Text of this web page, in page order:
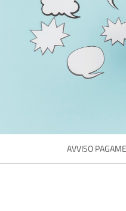
AVVISO